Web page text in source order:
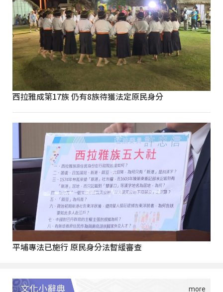
西拉雅成第17族 仍有8族待獲法定原民身分
平埔專法已施行 原民身分法暫緩審查
文化小辭典